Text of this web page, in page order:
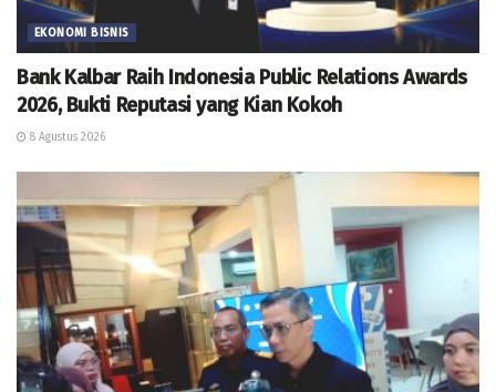
EKONOMI BISNIS
Bank Kalbar Raih Indonesia Public Relations Awards
2026, Bukti Reputasi yang Kian Kokoh
8 Agustus 2026